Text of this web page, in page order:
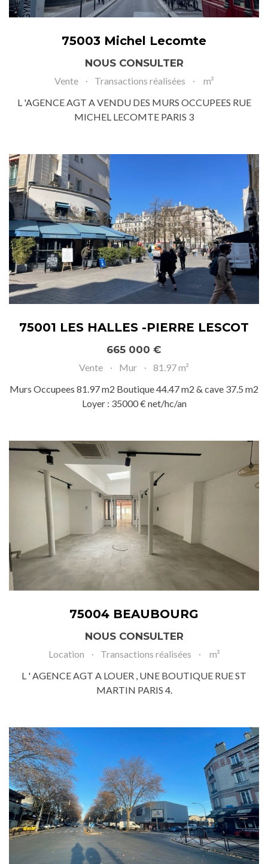
75003 Michel Lecomte
NOUS CONSULTER
Vente Transactions réalisées
m²
L 'AGENCE AGT A VENDU DES MURS OCCUPEES RUE
MICHEL LECOMTE PARIS 3
75001 LES HALLES -PIERRE LESCOT
665 000 €
Vente Mur
81.97 m²
Murs Occupees 81.97 m2 Boutique 44.47 m2 & cave 37.5 m2
Loyer : 35000 € net/hc/an
75004 BEAUBOURG
NOUS CONSULTER
Location Transactions réalisées
m²
L ' AGENCE AGT A LOUER , UNE BOUTIQUE RUE ST
MARTIN PARIS 4.